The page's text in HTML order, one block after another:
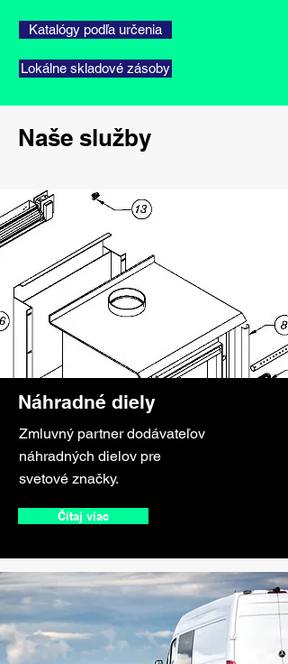
Katalógy podľa určenia
Lokálne skladové zásoby
Naše služby
Náhradné diely
Zmluvný partner dodávateľov
náhradných dielov pre
svetové značky.
Čítaj viac